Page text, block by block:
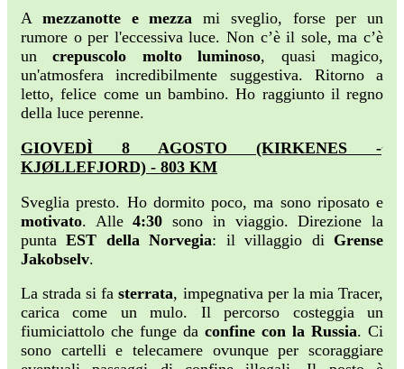
A mezzanotte e mezza mi sveglio, forse per un
rumore o per l'eccessiva luce. Non c’è il sole, ma c’è
uncrepuscolo molto luminoso, quasi magico,
un'atmosfera incredibilmente suggestiva. Ritorno a
letto, felice come un bambino. Ho raggiunto il regno
della luce perenne.
GIOVEDÌ 8 AGOSTO (KIRKENES -
KJØLLEFJORD) - 803 KM
Sveglia presto. Ho dormito poco, ma sono riposato e
motivato. Alle4:30 sono in viaggio. Direzione la
puntaEST della Norvegia: il villaggio di Grense
Jakobselv.
La strada si fasterrata, impegnativa per la mia Tracer,
carica come un mulo. Il percorso costeggia un
fiumiciattolo che funge da confine con la Russia. Ci
sono cartelli e telecamere ovunque per scoraggiare